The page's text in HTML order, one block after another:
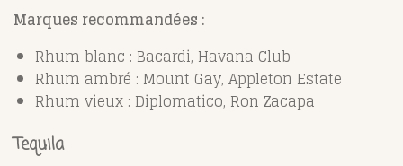
Marques recommandées :
Rhum blanc : Bacardi, Havana Club
Rhum ambré : Mount Gay, Appleton Estate
Rhum vieux : Diplomatico, Ron Zacapa
Tequila